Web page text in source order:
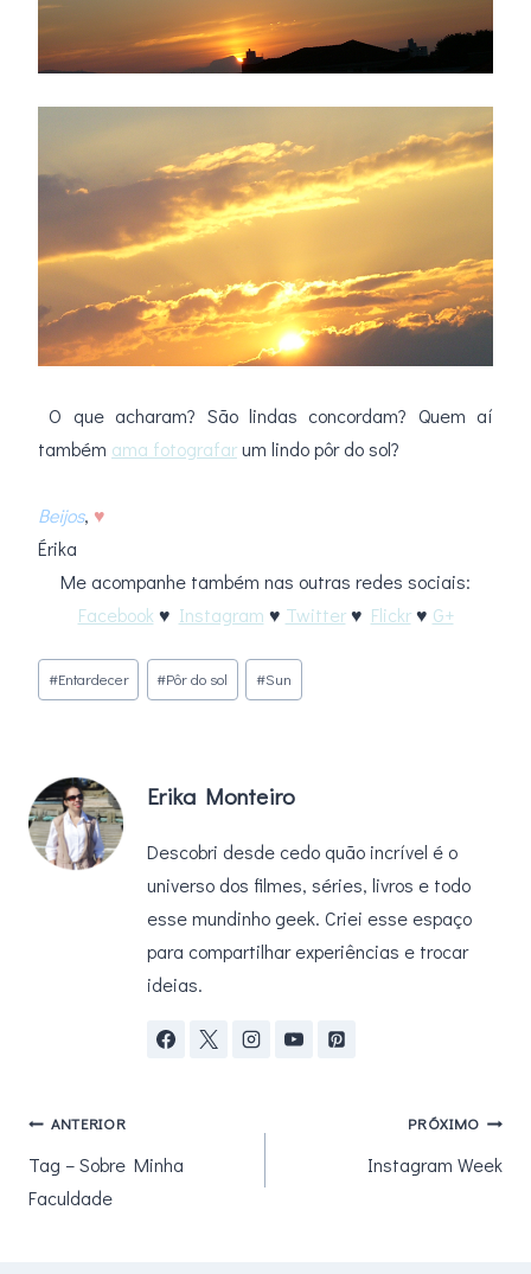
O que acharam? São lindas concordam? Quem aí
também ama fotografarum lindo pôr do sol?
Beijos, ♥
Érika
Me acompanhe também nas outras redes sociais:
Facebook ♥ Instagram ♥ Twitter♥ Flickr♥ G+
Tags
do
#Entardecer #Pôr do sol #Sun
Erika Monteiro
Descobri desde cedo quão incrível é o
universo dos filmes, séries, livros e todo
esse mundinho geek. Criei esse espaço
para compartilhar experiências e trocar
ideias.
Navegação
de
ANTERIOR
Tag – Sobre Minha
Faculdade
PRÓXIMO
Instagram Week